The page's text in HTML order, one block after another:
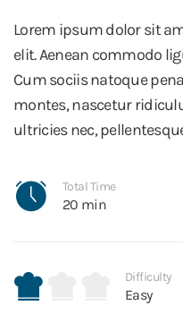
Lorem ipsum dolor sit
elit. Aenean commodo
Cum sociis natoque
montes, nascetur
ultricies nec,
Total Time
20 min
Difficulty
Easy